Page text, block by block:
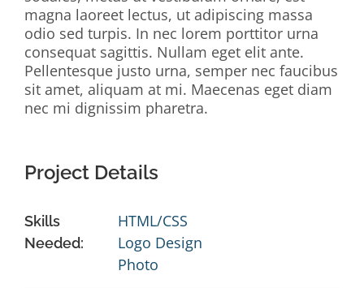
magna laoreet lectus, ut adipiscing massa
odio sed turpis. In nec lorem porttitor urna
consequat sagittis. Nullam eget elit ante.
Pellentesque justo urna, semper nec faucibus
sit amet, aliquam at mi. Maecenas eget diam
nec mi dignissim pharetra.
Project Details
Skills
Needed:
HTML/CSS
Logo Design
Photo